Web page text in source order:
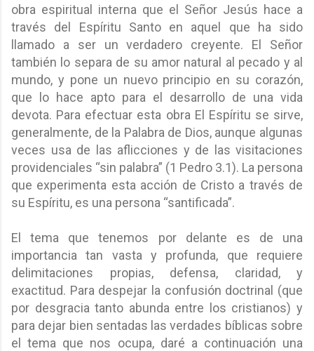
obra espiritual interna que el Señor Jesús hace a
través del Espíritu Santo en aquel que ha sido
llamado a ser un verdadero creyente. El Señor
también lo separa de su amor natural al pecado y al
mundo, y pone un nuevo principio en su corazón,
que lo hace apto para el desarrollo de una vida
devota. Para efectuar esta obra El Espíritu se sirve,
generalmente, de la Palabra de Dios, aunque algunas
veces usa de las aflicciones y de las visitaciones
providenciales “sin palabra” (1 Pedro 3.1). La persona
que experimenta esta acción de Cristo a través de
su Espíritu, es una persona “santificada”.
El tema que tenemos por delante es de una
importancia tan vasta y profunda, que requiere
delimitaciones propias, defensa, claridad, y
exactitud. Para despejar la confusión doctrinal (que
por desgracia tanto abunda entre los cristianos) y
para dejar bien sentadas las verdades bíblicas sobre
el tema que nos ocupa, daré a continuación una